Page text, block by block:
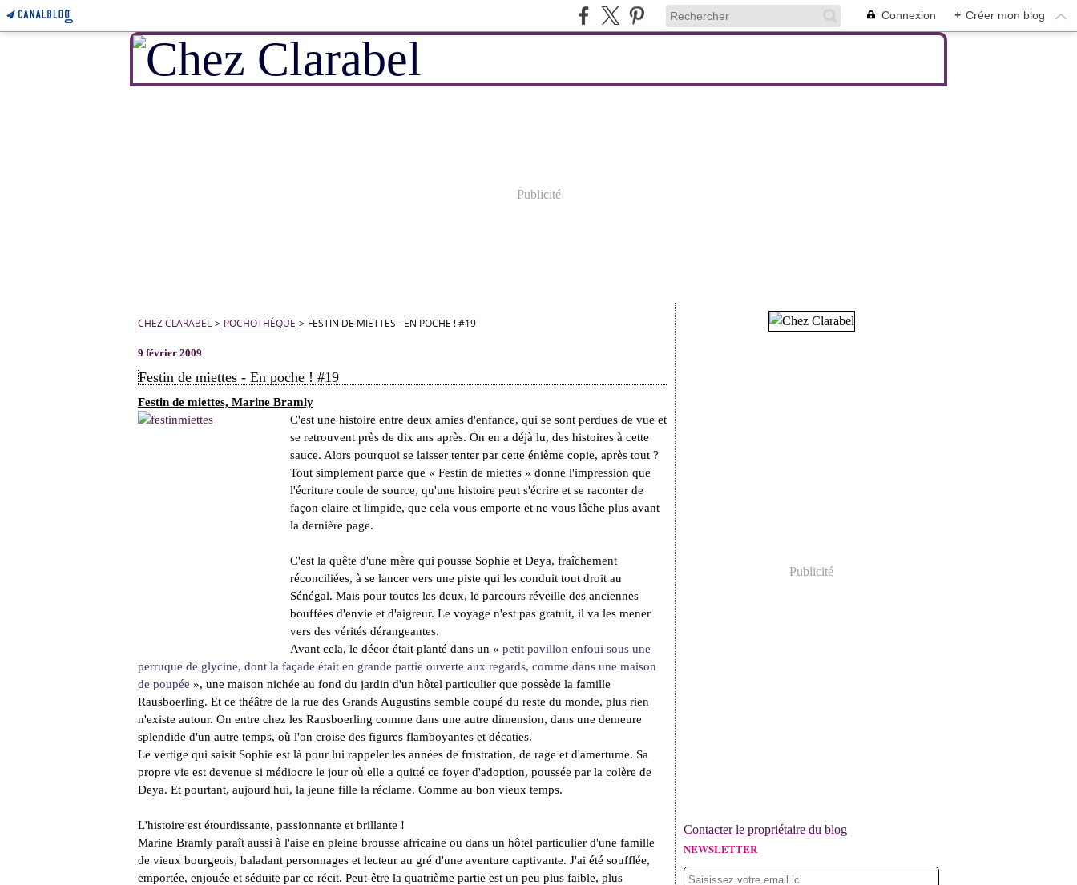
Connexion + Créer mon blog
Publicité
CHEZ CLARABEL > POCHOTHÈQUE > FESTIN DE MIETTES - EN POCHE ! #19
9 février 2009
Festin de miettes - En poche ! #19
Festin de miettes, Marine Bramly
C'est une histoire entre deux amies d'enfance, qui se sont perdues de vue et
se retrouvent près de dix ans après. On en a déjà lu, des histoires à cette
sauce. Alors pourquoi se laisser tenter par cette énième copie, après tout ?
Tout simplement parce que « Festin de miettes » donne l'impression que
l'écriture coule de source, qu'une histoire peut s'écrire et se raconter de
façon claire et limpide, que cela vous emporte et ne vous lâche plus avant
la dernière page.
C'est la quête d'une mère qui pousse Sophie et Deya, fraîchement
réconciliées, à se lancer vers une piste qui les conduit tout droit au
Sénégal. Mais pour toutes les deux, le parcours réveille des anciennes
bouffées d'envie et d'aigreur. Le voyage n'est pas gratuit, il va les mener
vers des vérités dérangeantes.
Avant cela, le décor était planté dans un « petit pavillon enfoui sous une
perruque de glycine, dont la façade était en grande partie ouverte aux regards, comme dans une maison
de poupée », une maison nichée au fond du jardin d'un hôtel particulier que possède la famille
Rausboerling. Et ce théâtre de la rue des Grands Augustins semble coupé du reste du monde, plus rien
n'existe autour. On entre chez les Rausboerling comme dans une autre dimension, dans une demeure
splendide d'un autre temps, où l'on croise des figures flamboyantes et décaties.
Le vertige qui saisit Sophie est là pour lui rappeler les années de frustration, de rage et d'amertume. Sa
propre vie est devenue si médiocre le jour où elle a quitté ce foyer d'adoption, poussée par la colère de
Deya. Et pourtant, aujourd'hui, la jeune fille la réclame. Comme au bon vieux temps.
L'histoire est étourdissante, passionnante et brillante !
Marine Bramly paraît aussi à l'aise en pleine brousse africaine ou dans un hôtel particulier d'une famille
de vieux bourgeois, baladant personnages et lecteur au gré d'une aventure captivante. J'ai été soufflée,
emportée, enjouée et séduite par ce récit. Peut-être la quatrième partie est un peu plus faible, plus
Publicité
Contacter le propriétaire du blog
NEWSLETTER